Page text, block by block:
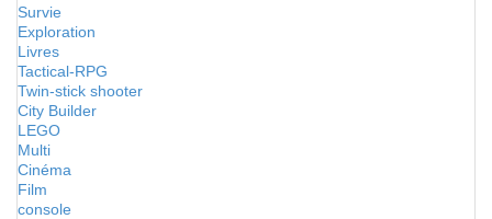
Survie
Exploration
Livres
Tactical-RPG
Twin-stick shooter
City Builder
LEGO
Multi
Cinéma
Film
console